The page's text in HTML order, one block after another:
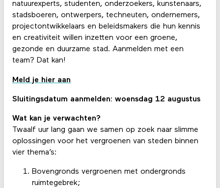
natuurexperts, studenten, onderzoekers, kunstenaars,
stadsboeren, ontwerpers, techneuten, ondernemers,
projectontwikkelaars en beleidsmakers die hun kennis
en creativiteit willen inzetten voor een groene,
gezonde en duurzame stad. Aanmelden met een
team? Dat kan!
Meld je hier aan
Sluitingsdatum aanmelden: woensdag 12 augustus
Wat kan je verwachten?
Twaalf uur lang gaan we samen op zoek naar slimme
oplossingen voor het vergroenen van steden binnen
vier thema’s:
Bovengronds vergroenen met ondergronds
ruimtegebrek;